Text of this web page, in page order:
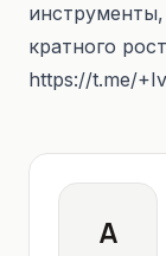
кратного
https://t.me/
А